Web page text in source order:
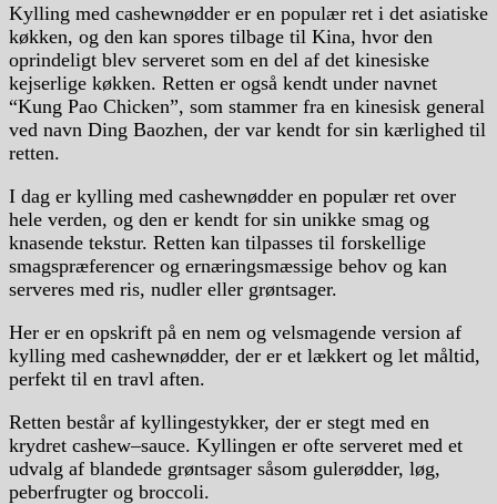
Kylling med cashewnødder er en populær ret i det asiatiske
køkken, og den kan spores tilbage til Kina, hvor den
oprindeligt blev serveret som en del af det kinesiske
kejserlige køkken. Retten er også kendt under navnet
“Kung Pao Chicken”, som stammer fra en kinesisk general
ved navn Ding Baozhen, der var kendt for sin kærlighed til
retten.
I dag er kylling med cashewnødder en populær ret over
hele verden, og den er kendt for sin unikke smag og
knasende tekstur. Retten kan tilpasses til forskellige
smagspræferencer og ernæringsmæssige behov og kan
serveres med ris, nudler eller grøntsager.
Her er en opskrift på en nem og velsmagende version af
kylling med cashewnødder, der er et lækkert og let måltid,
perfekt til en travl aften.
Retten består af kyllingestykker, der er stegt med en
krydret cashew–sauce. Kyllingen er ofte serveret med et
udvalg af blandede grøntsager såsom gulerødder, løg,
peberfrugter og broccoli.